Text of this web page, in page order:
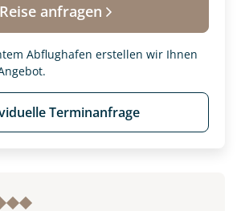
Reise anfragen
Abflughafen erstellen wir Ihnen
Terminanfrage